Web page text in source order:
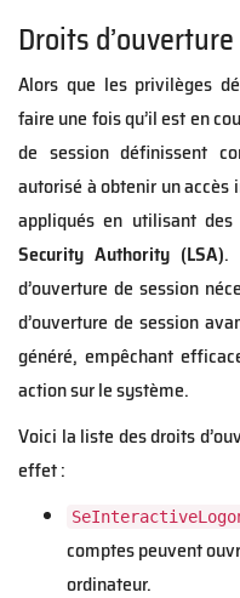
Droits
Alors que les privilèges
faire une fois qu’il est en
de session définissent
autorisé à obtenir un accès
appliqués en utilisant
Security Authority (LSA).
d’ouverture de session
d’ouverture de session
généré, empêchant
action sur le système.
Voici la liste des droits
effet :
comptes peuvent
ordinateur.